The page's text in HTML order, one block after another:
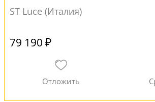
ST Luce (Италия)
79 190 ₽